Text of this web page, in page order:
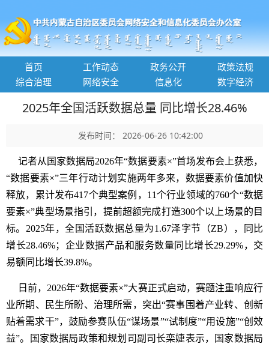
首页 工作动态 政务公开
政策法规
综合治理
网络安全 信息化 数字经济
2025年全国活跃数据总量 同比增长28.46%
发布时间： 2026-06-26 10:42:00
记者从国家数据局2026年“数据要素×”首场发布会上获悉，
“数据要素×”三年行动计划实施两年多来，数据要素价值加快
释放，累计发布417个典型案例，11个行业领域的760个“数据
要素×”典型场景指引，提前超额完成打造300个以上场景的目
标。2025年，全国活跃数据总量为1.67泽字节（ZB），同比
增长28.46%；企业数据产品和服务数量同比增长29.29%，交
易额同比增长39.8%。
日前，2026年“数据要素×”大赛正式启动，赛题注重响应行
业所期、民生所盼、治理所需，突出“赛事围着产业转、创新
贴着需求干”，鼓励参赛队伍“谋场景”“试制度”“用设施”“创效
益”。国家数据局政策和规划司副司长栾婕表示，国家数据局